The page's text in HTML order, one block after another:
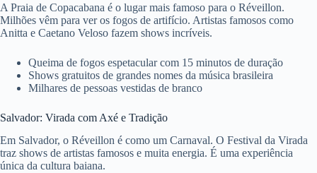
A Praia de Copacabana é o lugar mais famoso para o Réveillon.
Milhões vêm para ver os fogos de artifício. Artistas famosos como
Anitta e Caetano Veloso fazem shows incríveis.
Queima de fogos espetacular com 15 minutos de duração
Shows gratuitos de grandes nomes da música brasileira
Milhares de pessoas vestidas de branco
Salvador: Virada com Axé e Tradição
Em Salvador, o Réveillon é como um Carnaval. O Festival da Virada
traz shows de artistas famosos e muita energia. É uma experiência
única da cultura baiana.